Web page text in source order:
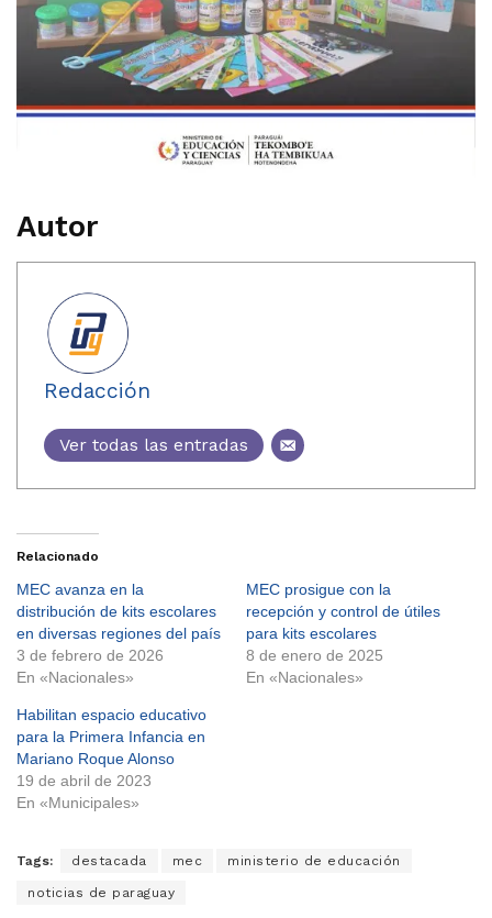
Autor
Redacción
Ver todas las entradas
Relacionado
MEC avanza en la
distribución de kits escolares
en diversas regiones del país
3 de febrero de 2026
En «Nacionales»
MEC prosigue con la
recepción y control de útiles
para kits escolares
8 de enero de 2025
En «Nacionales»
Habilitan espacio educativo
para la Primera Infancia en
Mariano Roque Alonso
19 de abril de 2023
En «Municipales»
Tags: destacada mec ministerio de educación
noticias de paraguay